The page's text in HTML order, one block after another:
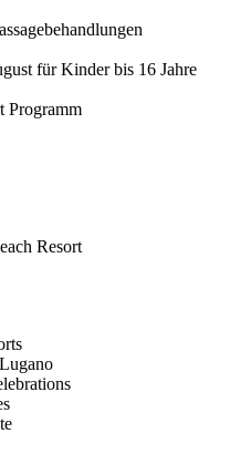
für Kinder bis 16 Jahre
Programm
Resort